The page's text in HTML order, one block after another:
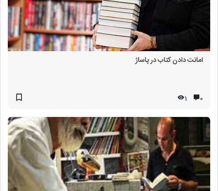
امانت دادن کتاب در پاساژ
۰ 1